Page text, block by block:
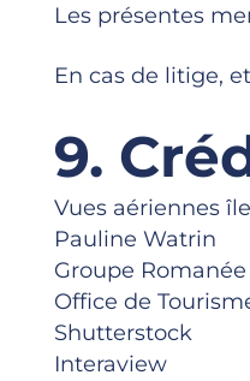
Les présentes
En cas de litige,
9.
Vues aériennes
Pauline Watrin
Groupe Romanée
Office de
Shutterstock
Interaview